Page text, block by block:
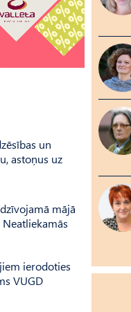
un
astoņus uz
mājā
ierodoties
VUGD